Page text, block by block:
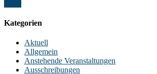
Kategorien
Aktuell
Allgemein
Anstehende Veranstaltungen
Ausschreibungen